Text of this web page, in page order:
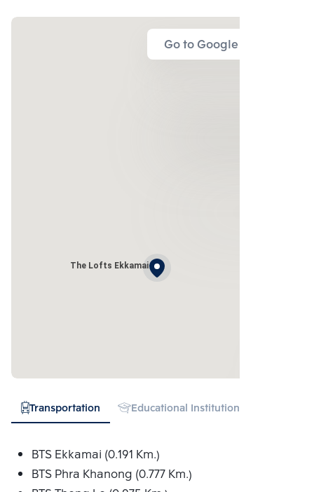
Go to Google Map
The Lofts Ekkamai
Transportation Educational Institution
BTS Ekkamai (0.191 Km.)
BTS Phra Khanong (0.777 Km.)